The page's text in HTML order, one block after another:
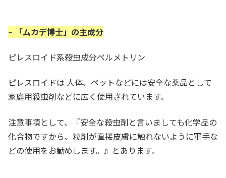
– 「ムカデ博士」の主成分
ピレスロイド系殺虫成分ペルメトリン
ピレスロイドは 人体、ペットなどには安全な薬品として
家庭用殺虫剤などに広く使用されています。
注意事項として、『安全な殺虫剤と言いましても化学品の
化合物ですから、粒剤が直接皮膚に触れないように軍手な
どの使用をお勧めします。』とあります。